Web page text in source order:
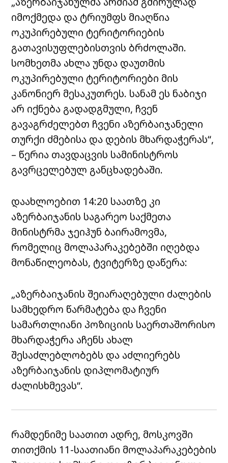
იმოქმედა და ტრიუმფს მიაღწია
ოკუპირებული ტერიტორიების
გათავისუფლებისთვის ბრძოლაში.
სომხეთმა ახლა უნდა დაუთმის
ოკუპირებული ტერიტორიები მის
კანონიერ მესაკუთრეს. სანამ ეს ნაბიჯი
არ იქნება გადადგმული, ჩვენ
გავაგრძელებთ ჩვენი აზერბაიჯანელი
თურქი ძმებისა და დების მხარდაჭერას“,
– წერია თავდაცვის სამინისტროს
გავრცელებულ განცხადებაში.
დაახლოებით 14:20 საათზე კი
აზერბაიჯანის საგარეო საქმეთა
მინისტრმა ჯეიჰუნ ბაირამოვმა,
რომელიც მოლაპარაკებებში იღებდა
მონაწილეობას, ტვიტერზე დაწერა:
„აზერბაიჯანის შეიარაღებული ძალების
სამხედრო წარმატება და ჩვენი
სამართლიანი პოზიციის საერთაშორისო
მხარდაჭერა აჩენს ახალ
შესაძლებლობებს და აძლიერებს
აზერბაიჯანის დიპლომატიურ
ძალისხმევას“.
რამდენიმე საათით ადრე, მოსკოვში
თითქმის 11-საათიანი მოლაპარაკებების